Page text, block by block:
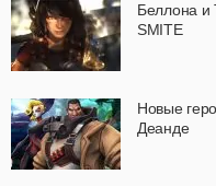
Беллона и
SMITE
Новые
Деанде